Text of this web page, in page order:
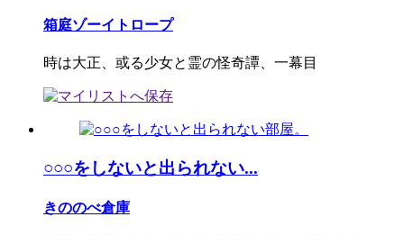
箱庭ゾーイトロープ
時は大正、或る少女と霊の怪奇譚、一幕目
○○○をしないと出られない...
きののべ倉庫